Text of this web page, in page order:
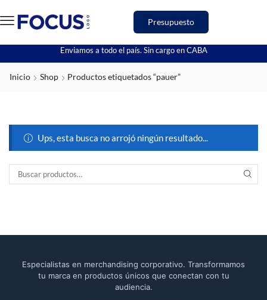
Presupuesto
Enviamos a todo el país. Sin cargo en CABA
Inicio Shop Productos etiquetados “pauer”
Ups, esta busca no arrojó ningún resultado...
Especialistas en merchandising corporativo. Transformamos
tu marca en productos únicos que conectan con tu
audiencia.